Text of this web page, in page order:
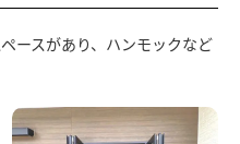
ースがあり、ハンモックなど